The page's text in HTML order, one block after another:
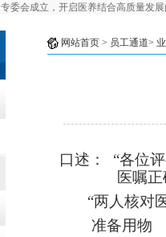
委会成立，开启医养结合高质量发
网站首页 > 员工通道>
口述：
“各位
医嘱
“两人核对
准备用物